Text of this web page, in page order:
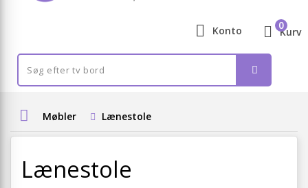
Konto Kurv
0
Møbler Lænestole
Lænestole